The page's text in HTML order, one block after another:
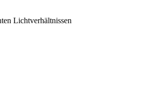
Lichtverhältnissen